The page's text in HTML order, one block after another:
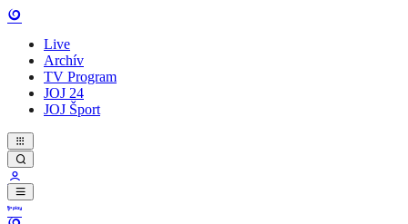
Live
Archív
TV Program
JOJ 24
JOJ Šport